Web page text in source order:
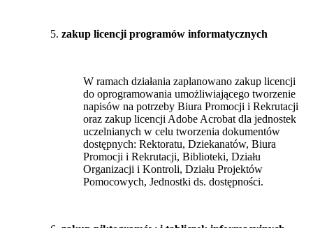
zakup licencji programów informatycznych
W ramach działania zaplanowano zakup licencji
do oprogramowania umożliwiającego tworzenie
napisów na potrzeby Biura Promocji i Rekrutacji
oraz zakup licencji Adobe Acrobat dla jednostek
uczelnianych w celu tworzenia dokumentów
dostępnych: Rektoratu, Dziekanatów, Biura
Promocji i Rekrutacji, Biblioteki, Działu
Organizacji i Kontroli, Działu Projektów
Pomocowych, Jednostki ds. dostępności.